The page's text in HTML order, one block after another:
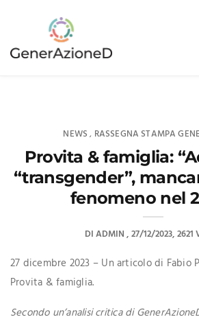
NEWS , RASSEGNA STAMPA
Provita & famiglia:
“transgender”,
fenomeno nel
DIADMIN 27/12/2023 2621
27 dicembre 2023 – Un articolo di Fabio
Provita & famiglia.
Secondo un’analisi critica di